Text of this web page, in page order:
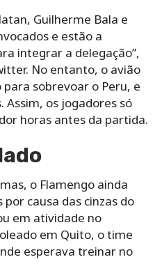
Guilherme Bala e
e estão a
integrar a delegação”,
No entanto, o avião
sobrevoar o Peru, e
Assim, os jogadores só
horas antes da partida.
o Flamengo ainda
causa das cinzas do
em atividade no
em Quito, o time
esperava treinar no